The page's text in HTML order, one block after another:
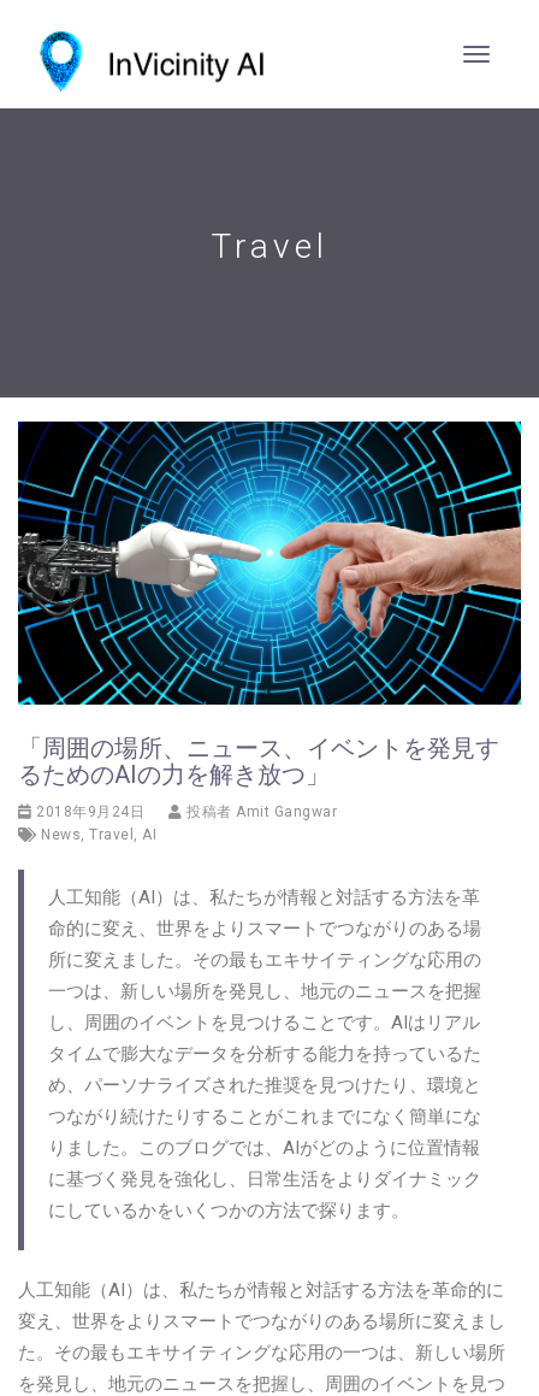
Travel
「周囲の場所、ニュース、イベントを発見す
るためのAIの力を解き放つ」
2018年9月24日 投稿者 Amit Gangwar
News Travel AI
人工知能（AI）は、私たちが情報と対話する方法を革
命的に変え、世界をよりスマートでつながりのある場
所に変えました。その最もエキサイティングな応用の
一つは、新しい場所を発見し、地元のニュースを把握
し、周囲のイベントを見つけることです。AIはリアル
タイムで膨大なデータを分析する能力を持っているた
め、パーソナライズされた推奨を見つけたり、環境と
つながり続けたりすることがこれまでになく簡単にな
りました。このブログでは、AIがどのように位置情報
に基づく発見を強化し、日常生活をよりダイナミック
にしているかをいくつかの方法で探ります。
人工知能（AI）は、私たちが情報と対話する方法を革命的に
変え、世界をよりスマートでつながりのある場所に変えまし
た。その最もエキサイティングな応用の一つは、新しい場所
を発見し、地元のニュースを把握し、周囲のイベントを見つ